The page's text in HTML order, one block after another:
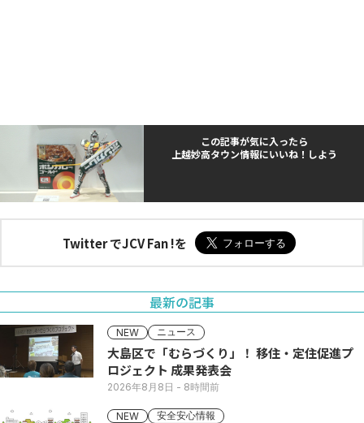
この記事が気に入ったら
上越妙高タウン情報にいいね！しよう
Twitter でJCV Fan !を
最新の記事
NEW ニュース
大島区で「むらづくり」！ 移住・定住促進プ
ロジェクト 成果発表会
2026年8月8日 - 8時間前
NEW 安全安心情報